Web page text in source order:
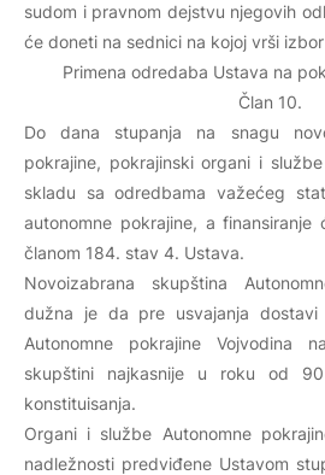
sudom i pravnom dejstvu njegovih
će doneti na sednici na kojoj vrši
Primena odredaba Ustava na
Član 10.
Do dana stupanja na snagu
pokrajine, pokrajinski organi i
skladu sa odredbama važećeg
autonomne pokrajine, a
članom 184. stav 4. Ustava.
Novoizabrana skupština
dužna je da pre usvajanja
Autonomne pokrajine Vojvodina
skupštini najkasnije u roku od
konstituisanja.
Organi i službe Autonomne
nadležnosti predviđene Ustavom